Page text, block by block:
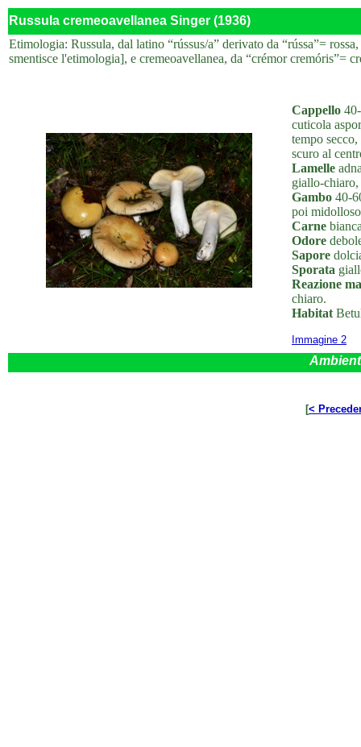
Russula cremeoavellanea Singer (1936)
Etimologia: Russula, dal latino “rússus/a” derivato da “rússa”=
smentisce l'etimologia], e cremeoavellanea, da “crémor cremóris”=
Cappello
cuticola
tempo
scuro al
Lamelle
giallo-
Gambo 40-
poi
Carne
Odore
Sapore
Sporata
Reazione
chiaro.
Habitat
Immagine 2
[<